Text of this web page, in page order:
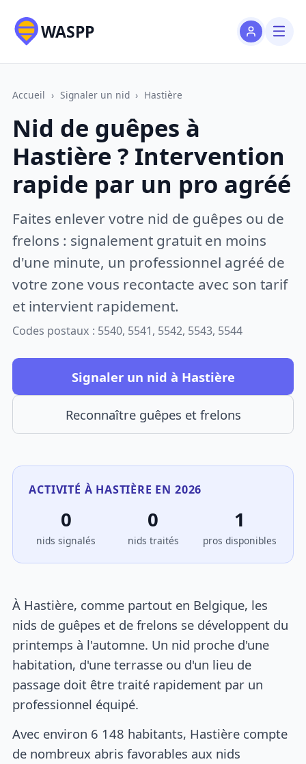
WASPP
Accueil › Signaler un nid › Hastière
Nid de guêpes à
Hastière ? Intervention
rapide par un pro agréé
Faites enlever votre nid de guêpes ou de
frelons : signalement gratuit en moins
d'une minute, un professionnel agréé de
votre zone vous recontacte avec son tarif
et intervient rapidement.
Codes postaux : 5540, 5541, 5542, 5543, 5544
Signaler un nid à Hastière
Reconnaître guêpes et frelons
ACTIVITÉ À HASTIÈRE EN 2026
0
nids signalés
0
nids traités
1
pros disponibles
À Hastière, comme partout en Belgique, les
nids de guêpes et de frelons se développent du
printemps à l'automne. Un nid proche d'une
habitation, d'une terrasse ou d'un lieu de
passage doit être traité rapidement par un
professionnel équipé.
Avec environ 6 148 habitants, Hastière compte
de nombreux abris favorables aux nids